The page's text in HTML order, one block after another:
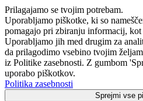
Prilagajamo se tvojim potrebam.
Uporabljamo piškotke, ki so
pomagajo pri zbiranju informacij, kot
Uporabljamo jih med drugim za
da prilagodimo vsebino tvojim
iz Politike zasebnosti. Z gumbom
uporabo piškotkov.
Politika zasebnosti
Sprejmi vse